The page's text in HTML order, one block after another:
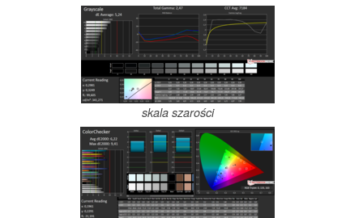
skala szarości